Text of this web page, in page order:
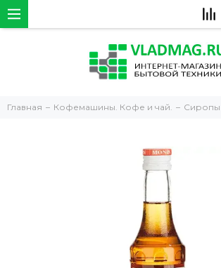
Главная Кофемашины. Кофе и чай. Сиропы